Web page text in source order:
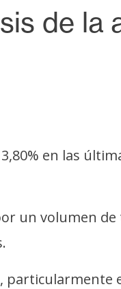
de la
en las
un volumen